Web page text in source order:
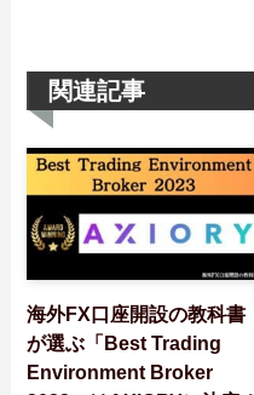
関連記事
海外FX口座開設の教科書
が選ぶ「Best Trading
Environment Broker